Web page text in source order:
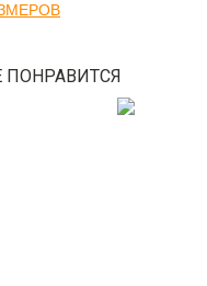
ПОНРАВИТСЯ